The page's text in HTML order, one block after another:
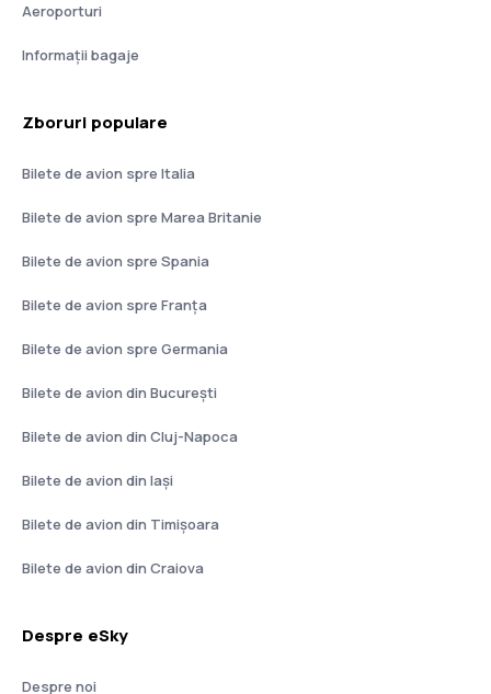
Aeroporturi
Informații bagaje
Zboruri populare
Bilete de avion spre Italia
Bilete de avion spre Marea Britanie
Bilete de avion spre Spania
Bilete de avion spre Franţa
Bilete de avion spre Germania
Bilete de avion din București
Bilete de avion din Cluj-Napoca
Bilete de avion din Iași
Bilete de avion din Timișoara
Bilete de avion din Craiova
Despre eSky
Despre noi